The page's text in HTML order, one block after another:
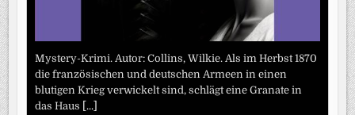
Mystery-Krimi. Autor: Collins, Wilkie. Als im Herbst 1870
die französischen und deutschen Armeen in einen
blutigen Krieg verwickelt sind, schlägt eine Granate in
das Haus [...]